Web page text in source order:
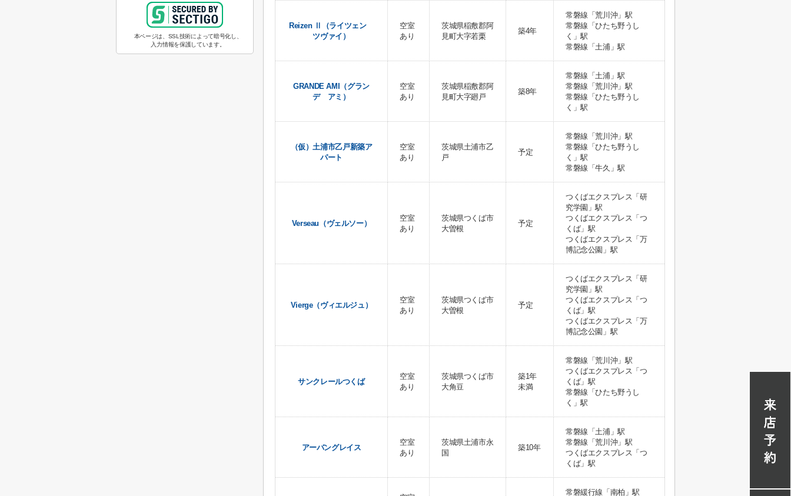
Reizen Ⅱ（ライツェン
ツヴァイ）
空室
あり
茨城県稲敷郡阿
見町大字若栗
築4年
常磐線「荒川沖」駅
常磐線「ひたち野うし
く」駅
常磐線「土浦」駅
GRANDE AMI（グラン
デ アミ）
空室
あり
茨城県稲敷郡阿
見町大字廻戸
築8年
常磐線「土浦」駅
常磐線「荒川沖」駅
常磐線「ひたち野うし
く」駅
（仮）土浦市乙戸新築ア
パート
空室
あり
茨城県土浦市乙
戸
予定
常磐線「荒川沖」駅
常磐線「ひたち野うし
く」駅
常磐線「牛久」駅
Verseau（ヴェルソー）
空室
あり
茨城県つくば市
大曽根
予定
つくばエクスプレス「研
究学園」駅
つくばエクスプレス「つ
くば」駅
つくばエクスプレス「万
博記念公園」駅
Vierge（ヴィエルジュ）
空室
あり
茨城県つくば市
大曽根
予定
つくばエクスプレス「研
究学園」駅
つくばエクスプレス「つ
くば」駅
つくばエクスプレス「万
博記念公園」駅
サンクレールつくば
空室
あり
茨城県つくば市
大角豆
築1年
未満
常磐線「荒川沖」駅
つくばエクスプレス「つ
くば」駅
常磐線「ひたち野うし
く」駅
アーバングレイス
空室
あり
茨城県土浦市永
国
築10年
常磐線「土浦」駅
常磐線「荒川沖」駅
つくばエクスプレス「つ
くば」駅
常磐緩行線「南柏」駅
本ページは、SSL技術によって暗号化し、
入力情報を保護しています。